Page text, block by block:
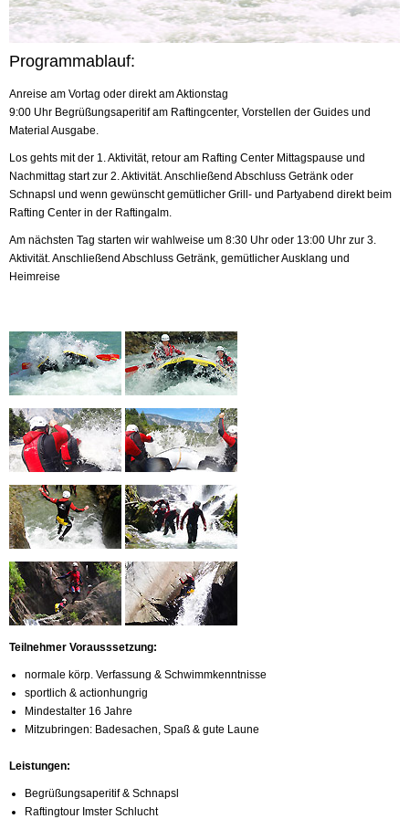
Programmablauf:
Anreise am Vortag oder direkt am Aktionstag
9:00 Uhr Begrüßungsaperitif am Raftingcenter, Vorstellen der Guides und
Material Ausgabe.
Los gehts mit der 1. Aktivität, retour am Rafting Center Mittagspause und
Nachmittag start zur 2. Aktivität. Anschließend Abschluss Getränk oder
Schnapsl und wenn gewünscht gemütlicher Grill- und Partyabend direkt beim
Rafting Center in der Raftingalm.
Am nächsten Tag starten wir wahlweise um 8:30 Uhr oder 13:00 Uhr zur 3.
Aktivität. Anschließend Abschluss Getränk, gemütlicher Ausklang und
Heimreise
Teilnehmer Vorausssetzung:
normale körp. Verfassung & Schwimmkenntnisse
sportlich & actionhungrig
Mindestalter 16 Jahre
Mitzubringen: Badesachen, Spaß & gute Laune
Leistungen:
Begrüßungsaperitif & Schnapsl
Raftingtour Imster Schlucht